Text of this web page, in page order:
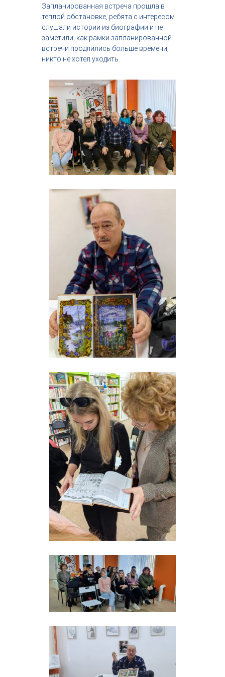
Запланированная встреча прошла в
теплой обстановке, ребята с интересом
слушали истории из биографии и не
заметили, как рамки запланированной
встречи продлились больше времени,
никто не хотел уходить.